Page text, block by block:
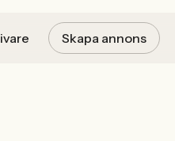
Skapa annons